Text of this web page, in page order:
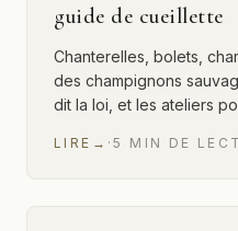
guide de cueillette
Chanterelles, bolets,
des champignons
dit la loi, et les ateliers
LIRE → ·5 MIN DE